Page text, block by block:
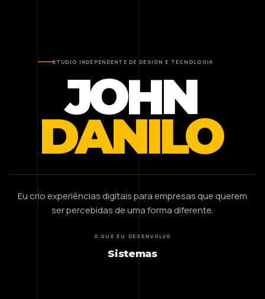
STUDIO INDEPENDENTE DE DESIGN E TECNOLOGIA
JOHN
DANILO
Eu crio experiências digitais para empresas que querem
ser percebidas de uma forma diferente.
O QUE EU DESENVOLVO
Sistemas